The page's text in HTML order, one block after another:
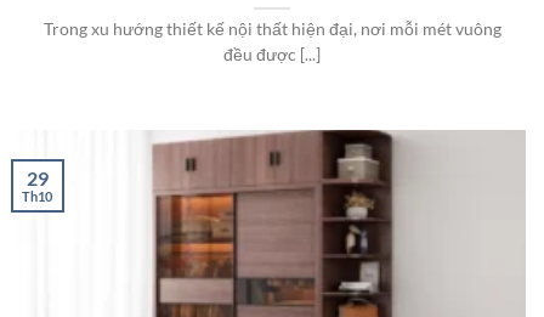
Trong xu hướng thiết kế nội thất hiện đại, nơi mỗi mét vuông
đều được [...]
29
Th10